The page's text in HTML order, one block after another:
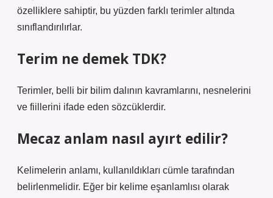
özelliklere sahiptir, bu yüzden farklı terimler altında
sınıflandırılırlar.
Terim ne demek TDK?
Terimler, belli bir bilim dalının kavramlarını, nesnelerini
ve fiillerini ifade eden sözcüklerdir.
Mecaz anlam nasıl ayırt edilir?
Kelimelerin anlamı, kullanıldıkları cümle tarafından
belirlenmelidir. Eğer bir kelime eşanlamlısı olarak